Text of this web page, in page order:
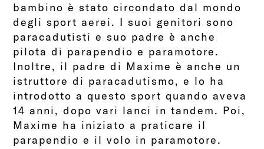
bambino è stato circondato dal mondo
degli sport aerei. I suoi genitori sono
paracadutisti e suo padre è anche
pilota di parapendio e paramotore.
Inoltre, il padre di Maxime è anche un
istruttore di paracadutismo, e lo ha
introdotto a questo sport quando aveva
14 anni, dopo vari lanci in tandem. Poi,
Maxime ha iniziato a praticare il
parapendio e il volo in paramotore.